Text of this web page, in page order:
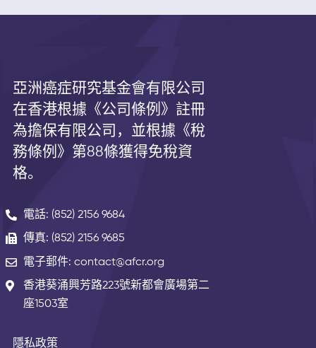
亞洲癌症研究基金會有限公司
在香港根據《公司條例》註冊
為擔保有限公司，並根據《稅
務條例》第88條獲得免稅資
格。
電話: (852) 2156 9684
傳真: (852) 2156 9685
電子郵件: contact@afcr.org
香港葵涌興芳路223號新都會廣場第二
座1503室
隱私政策